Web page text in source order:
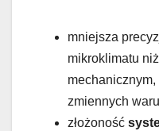
mniejsza
mikroklimatu
zmiennych
złożoność